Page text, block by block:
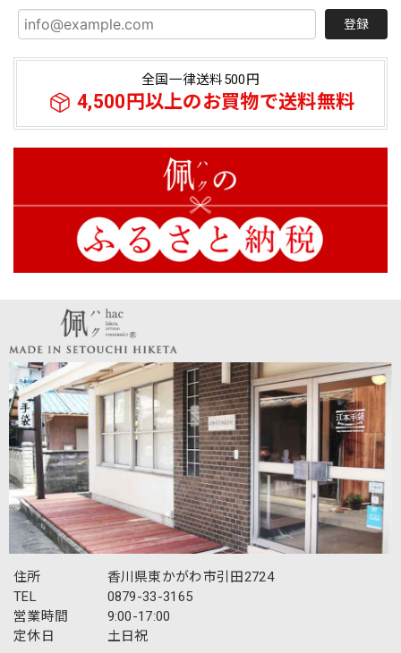
登録
全国一律送料500円
4,500円以上のお買物で送料無料
住所
香川県東かがわ市引田2724
TEL
0879-33-3165
営業時間
9:00-17:00
定休日
土日祝